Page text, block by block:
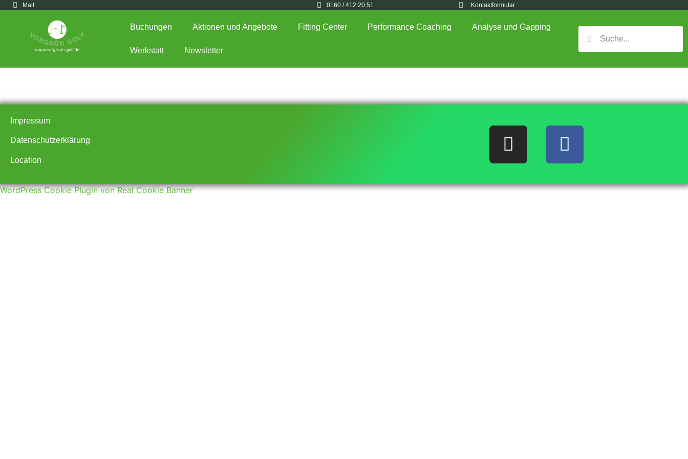
Mail 0160 / 412 20 51 Kontaktformular
Buchungen Aktionen und Angebote Fitting Center Performance Coaching Analyse und Gapping
Werkstatt Newsletter
Impressum
Datenschutzerklärung
Location
WordPress Cookie Plugin von Real Cookie Banner